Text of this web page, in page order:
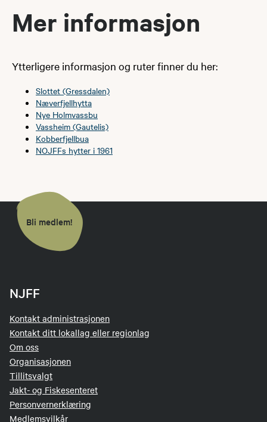
Mer informasjon
Ytterligere informasjon og ruter finner du her:
Slottet (Gressdalen)
Næverfjellhytta
Nye Holmvassbu
Vassheim (Gautelis)
Kobberfjellbua
NOJFFs hytter i 1961
Bli medlem!
NJFF
Kontakt administrasjonen
Kontakt ditt lokallag eller regionlag
Om oss
Organisasjonen
Tillitsvalgt
Jakt- og Fiskesenteret
Personvernerklæring
Medlemsvilkår